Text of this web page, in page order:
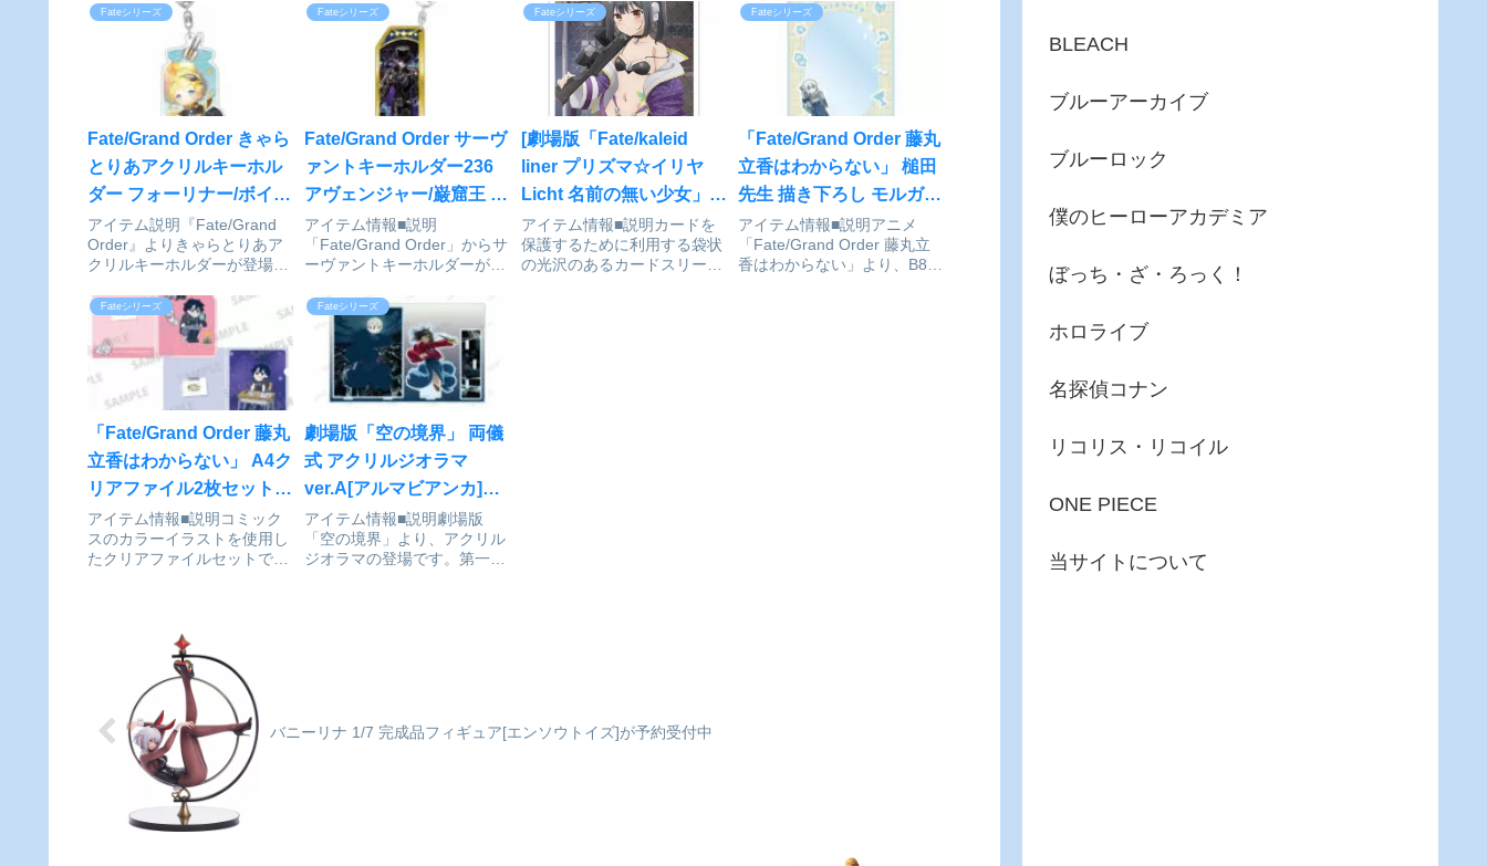
Fateシリーズ
Fate/Grand Order きゃら
とりあアクリルキーホル
ダー フォーリナー/ボイジ
ャーが予約受付開始
アイテム説明『Fate/Grand
Order』よりきゃらとりあア
クリルキーホルダーが登場！
りあアクリルキーホルダー フ
ォーリナー/ボイジャー
©TYPE-MOON / FGO
PROJECTcoll...
Fateシリーズ
Fate/Grand Order サーヴ
ァントキーホルダー236
アヴェンジャー/巌窟王 モ
ンテ・クリスト[ベルファ
イン]が予約受付開始
アイテム情報■説明
「Fate/Grand Order」からサ
ーヴァントキーホルダーが登
90mm×（横）35mm×（厚）
3mmFate/Grand Order_サー
ヴァントキーホルダー236
アヴェンジャー/巌窟王 モ
Fateシリーズ
[劇場版「Fate/kaleid
liner プリズマ☆イリヤ
Licht 名前の無い少女」]
描き下ろしスリーブ(美遊/
ミリタリー) パック[カー
テン魂]が予約受付開始
アイテム情報■説明カードを
保護するために利用する袋状
の光沢のあるカードスリーブ
Fateシリーズ
「Fate/Grand Order 藤丸
立香はわからない」 槌田
先生 描き下ろし モルガン
梅雨の合間に B8硬質ケー
ス[アルマビアンカ]が予約
受付開始
アイテム情報■説明アニメ
「Fate/Grand Order 藤丸立
香はわからない」より、B8硬
Fateシリーズ
「Fate/Grand Order 藤丸
立香はわからない」 A4ク
リアファイル2枚セット
6[KADOKAWA]が予約受
付開始
アイテム情報■説明コミック
スのカラーイラストを使用し
たクリアファイルセットで
立香はわからない_A4クリア
ファイル2枚セット ６colleize
Fateシリーズ
劇場版「空の境界」 両儀
式 アクリルジオラマ
ver.A[アルマビアンカ]が
予約受付開始
アイテム情報■説明劇場版
「空の境界」より、アクリル
ジオラマの登場です。第⼀章
バニーリナ 1/7 完成品フィギュア[エンソウトイズ]が予約受付中
BLEACH
ブルーアーカイブ
ブルーロック
僕のヒーローアカデミア
ぼっち・ざ・ろっく！
ホロライブ
名探偵コナン
リコリス・リコイル
ONE PIECE
当サイトについて